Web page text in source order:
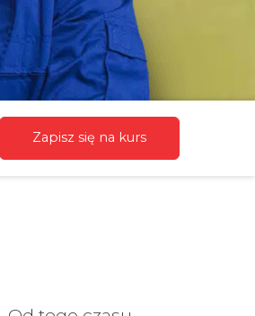
Zapisz się na kurs